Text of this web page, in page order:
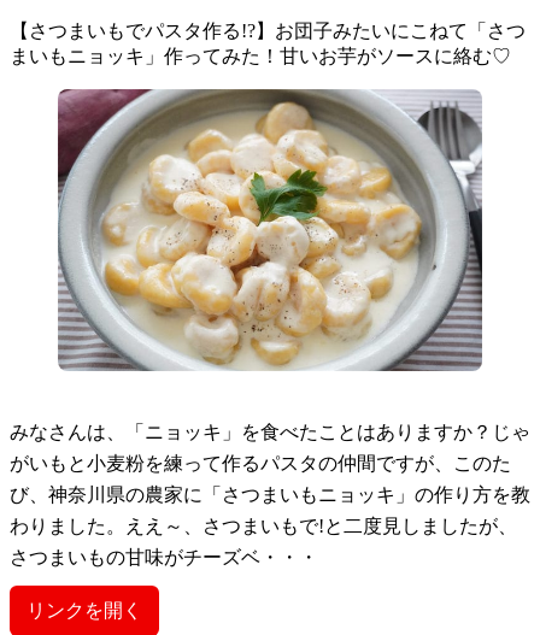
【さつまいもでパスタ作る!?】お団子みたいにこねて「さつ
まいもニョッキ」作ってみた！甘いお芋がソースに絡む♡
みなさんは、「ニョッキ」を食べたことはありますか？じゃ
がいもと小麦粉を練って作るパスタの仲間ですが、このた
び、神奈川県の農家に「さつまいもニョッキ」の作り方を教
わりました。ええ～、さつまいもで!と二度見しましたが、
さつまいもの甘味がチーズベ・・・
リンクを開く